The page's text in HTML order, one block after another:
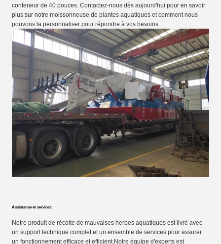
conteneur de 40 pouces. Contactez-nous dès aujourd'hui pour en savoir
plus sur notre moissonneuse de plantes aquatiques et comment nous
pouvons la personnaliser pour répondre à vos besoins.
Assistance et services:
Notre produit de récolte de mauvaises herbes aquatiques est livré avec
un support technique complet et un ensemble de services pour assurer
un fonctionnement efficace et efficient.Notre équipe d'experts est